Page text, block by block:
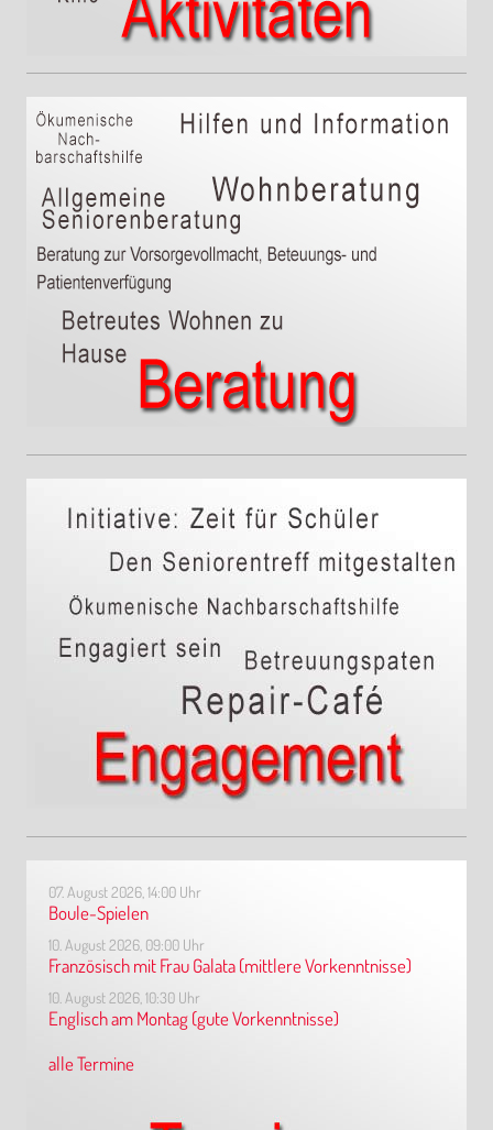
07. August 2026, 14:00 Uhr
Boule-Spielen
10. August 2026, 09:00 Uhr
Französisch mit Frau Galata (mittlere Vorkenntnisse)
10. August 2026, 10:30 Uhr
Englisch am Montag (gute Vorkenntnisse)
alle Termine